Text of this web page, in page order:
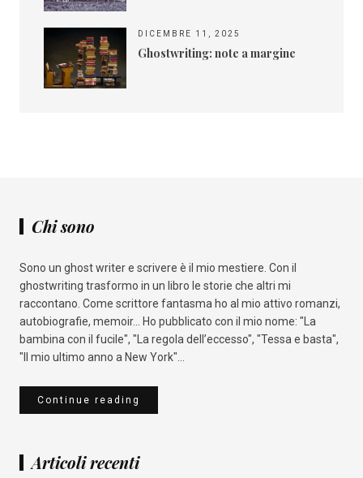
DICEMBRE 11, 2025
Ghostwriting: note a margine
Chi sono
Sono un ghost writer e scrivere è il mio mestiere. Con il
ghostwriting trasformo in un libro le storie che altri mi
raccontano. Come scrittore fantasma ho al mio attivo romanzi,
autobiografie, memoir... Ho pubblicato con il mio nome: "La
bambina con il fucile", "La regola dell’eccesso", "Tessa e basta",
"Il mio ultimo anno a New York"...
Continue reading
Articoli recenti